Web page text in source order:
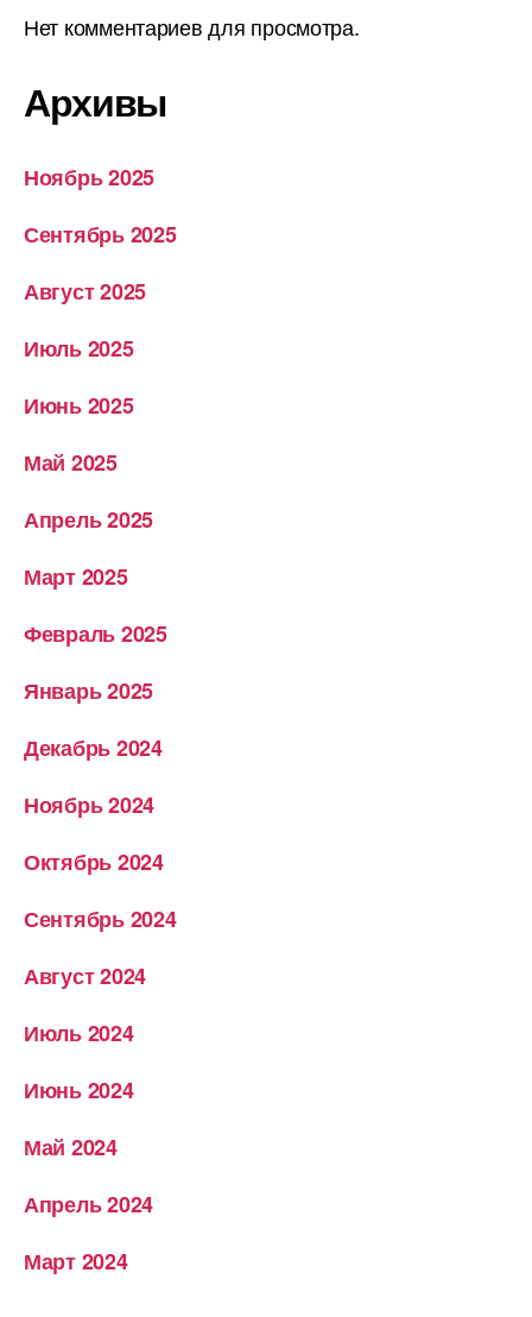
Нет комментариев для просмотра.
Архивы
Ноябрь 2025
Сентябрь 2025
Август 2025
Июль 2025
Июнь 2025
Май 2025
Апрель 2025
Март 2025
Февраль 2025
Январь 2025
Декабрь 2024
Ноябрь 2024
Октябрь 2024
Сентябрь 2024
Август 2024
Июль 2024
Июнь 2024
Май 2024
Апрель 2024
Март 2024